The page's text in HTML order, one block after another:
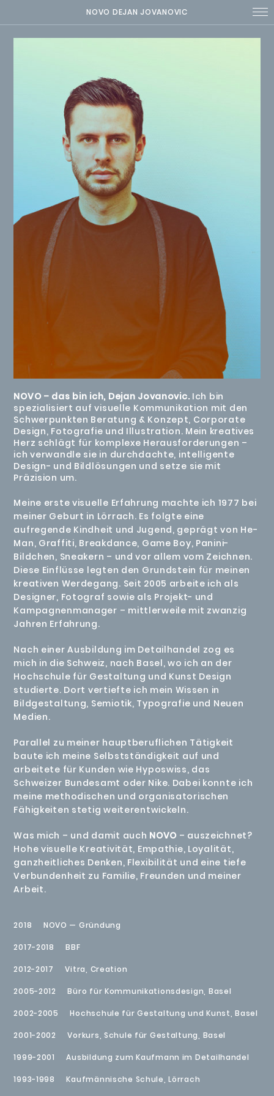
NOVO DEJAN JOVANOVIC
NOVO – das bin ich, Dejan Jovanovic. Ich bin
spezialisiert auf visuelle Kommunikation mit den
Schwerpunkten Beratung & Konzept, Corporate
Design, Fotografie und Illustration. Mein kreatives
Herz schlägt für komplexe Herausforderungen –
ich verwandle sie in durchdachte, intelligente
Design- und Bildlösungen und setze sie mit
Präzision um.
Meine erste visuelle Erfahrung machte ich 1977 bei
meiner Geburt in Lörrach. Es folgte eine
aufregende Kindheit und Jugend, geprägt von He-
Man, Graffiti, Breakdance, Game Boy, Panini-
Bildchen, Sneakern – und vor allem vom Zeichnen.
Diese Einflüsse legten den Grundstein für meinen
kreativen Werdegang. Seit 2005 arbeite ich als
Designer, Fotograf sowie als Projekt- und
Kampagnenmanager – mittlerweile mit zwanzig
Jahren Erfahrung.
Nach einer Ausbildung im Detailhandel zog es
mich in die Schweiz, nach Basel, wo ich an der
Hochschule für Gestaltung und Kunst Design
studierte. Dort vertiefte ich mein Wissen in
Bildgestaltung, Semiotik, Typografie und Neuen
Medien.
Parallel zu meiner hauptberuflichen Tätigkeit
baute ich meine Selbstständigkeit auf und
arbeitete für Kunden wie Hyposwiss, das
Schweizer Bundesamt oder Nike. Dabei konnte ich
meine methodischen und organisatorischen
Fähigkeiten stetig weiterentwickeln.
Was mich – und damit auch NOVO – auszeichnet?
Hohe visuelle Kreativität, Empathie, Loyalität,
ganzheitliches Denken, Flexibilität und eine tiefe
Verbundenheit zu Familie, Freunden und meiner
Arbeit.
2018 NOVO — Gründung
2017-2018 BBF
2012-2017 Vitra, Creation
2005-2012 Büro für Kommunikationsdesign, Basel
2002-2005 Hochschule für Gestaltung und Kunst, Basel
2001-2002 Vorkurs, Schule für Gestaltung, Basel
1999-2001 Ausbildung zum Kaufmann im Detailhandel
1993-1998 Kaufmännische Schule, Lörrach